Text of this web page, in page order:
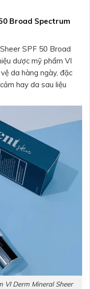
Broad Spectrum
SPF 50 Broad
dược mỹ phẩm VI
da hàng ngày, đặc
hay da sau liệu
VI Derm Mineral Sheer